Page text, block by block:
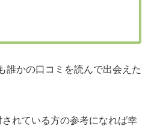
誰かの口コミを読んで出会えた
れている方の参考になれば幸